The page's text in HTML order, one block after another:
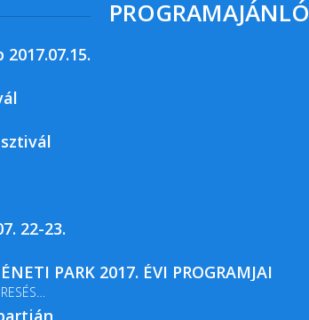
PROGRAMAJÁNLÓ
22-23.
PARK 2017. ÉVI PROGRAMJAI